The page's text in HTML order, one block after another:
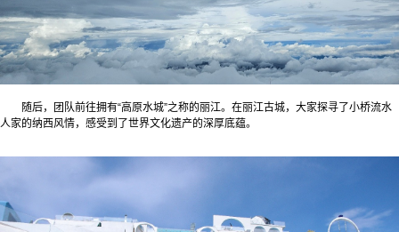
随后，团队前往拥有“高原水城”之称的丽江。在丽江古城，大家探寻了小桥流水
人家的纳西风情，感受到了世界文化遗产的深厚底蕴。